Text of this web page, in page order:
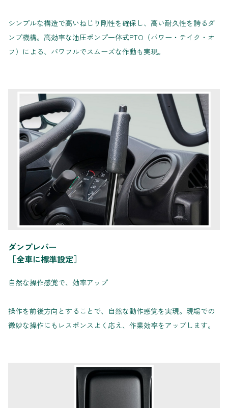
シンプルな構造で高いねじり剛性を確保し、高い耐久性を誇るダ
ンプ機構。高効率な油圧ポンプ一体式PTO（パワー・テイク・オ
フ）による、パワフルでスムーズな作動も実現。
ダンプレバー
［全車に標準設定］
自然な操作感覚で、効率アップ
操作を前後方向とすることで、自然な動作感覚を実現。現場での
微妙な操作にもレスポンスよく応え、作業効率をアップします。